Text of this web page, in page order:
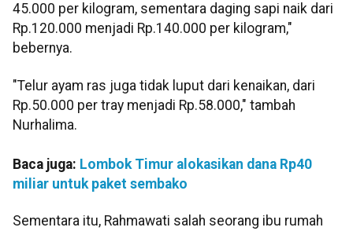
45.000 per kilogram, sementara daging sapi naik dari
Rp.120.000 menjadi Rp.140.000 per kilogram,"
bebernya.
"Telur ayam ras juga tidak luput dari kenaikan, dari
Rp.50.000 per tray menjadi Rp.58.000," tambah
Nurhalima.
Baca juga: Lombok Timur alokasikan dana Rp40
miliar untuk paket sembako
Sementara itu, Rahmawati salah seorang ibu rumah